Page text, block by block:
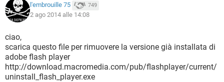
l'embrouille 75 749
2 ago 2014 alle 14:08
ciao,
scarica questo file per rimuovere la versione già installata di
adobe flash player
http://download.macromedia.com/pub/flashplayer/current/
uninstall_flash_player.exe